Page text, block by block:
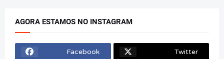
AGORA ESTAMOS NO INSTAGRAM
Facebook Twitter